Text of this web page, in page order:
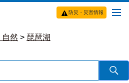
防災・災害情報
自然 > 琵琶湖